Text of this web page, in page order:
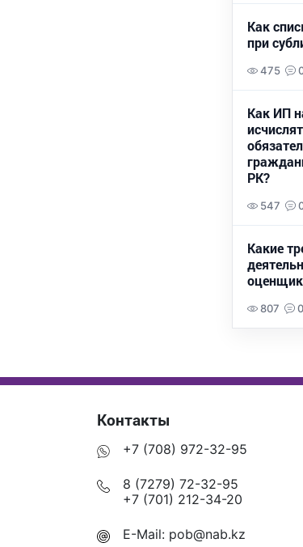
Как
при
475
Как ИП
РК?
547
Какие
807 0
Контакты
+7 (708) 972-32-95
8 (7279) 72-32-95
+7 (701) 212-34-20
E-Mail: pob@nab.kz